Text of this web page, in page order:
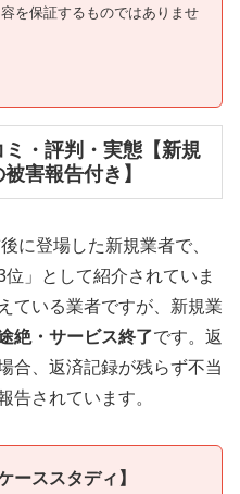
を保証するものではありませ
・評判・実態【新規
害報告付き】
に登場した新規業者で、
」として紹介されていま
ている業者ですが、新規業
絶・サービス終了です。返
合、返済記録が残らず不当
告されています。
ーススタディ】